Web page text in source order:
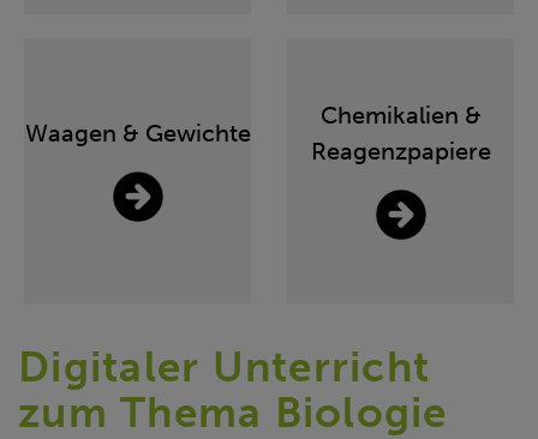
Waagen & Gewichte
Chemikalien &
Reagenzpapiere
Digitaler Unterricht
zum Thema Biologie